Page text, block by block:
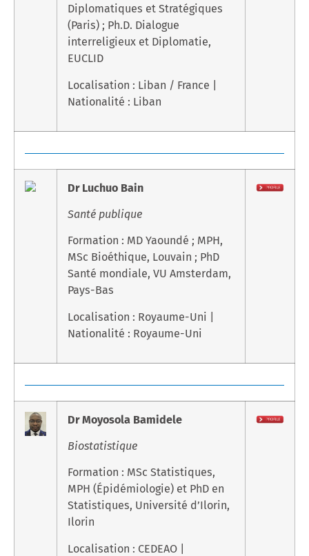
Diplomatiques et Stratégiques
(Paris) ; Ph.D. Dialogue
interreligieux et Diplomatie,
EUCLID
Localisation : Liban / France |
Nationalité : Liban
Dr Luchuo Bain
Santé publique
Formation : MD Yaoundé ; MPH,
MSc Bioéthique, Louvain ; PhD
Santé mondiale, VU Amsterdam,
Pays-Bas
Localisation : Royaume-Uni |
Nationalité : Royaume-Uni
Dr Moyosola Bamidele
Biostatistique
Formation : MSc Statistiques,
MPH (Épidémiologie) et PhD en
Statistiques, Université d’Ilorin,
Ilorin
Localisation : CEDEAO |